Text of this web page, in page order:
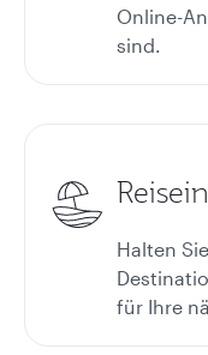
Online-
sind.
Halten
für Ihre